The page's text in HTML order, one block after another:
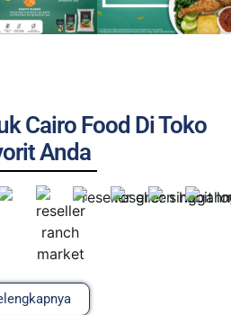
Cairo Food Di Toko
Anda